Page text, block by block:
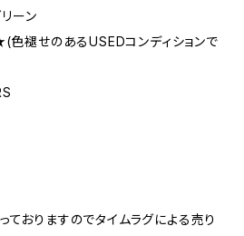
ーン
のあるUSEDコンディションで
おりますのでタイムラグによる売り